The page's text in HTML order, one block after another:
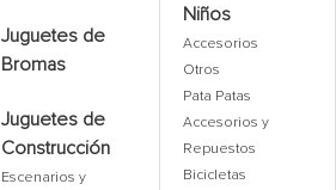
Juguetes de
Bromas
Juguetes de
Construcción
Escenarios y
Niños
Accesorios
Otros
Pata Patas
Accesorios y
Repuestos
Bicicletas